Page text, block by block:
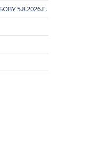
5.8.2026.Г.